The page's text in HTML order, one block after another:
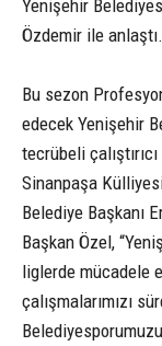
Yenişehir
Özdemir ile anlaştı.
Bu sezon
edecek Yenişehir
tecrübeli
Sinanpaşa
Belediye Başkanı
Başkan Özel,
liglerde mücadele
çalışmalarımızı